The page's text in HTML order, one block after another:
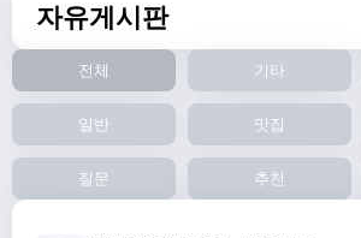
자유게시판
전체 기타
일반 맛집
질문 추천